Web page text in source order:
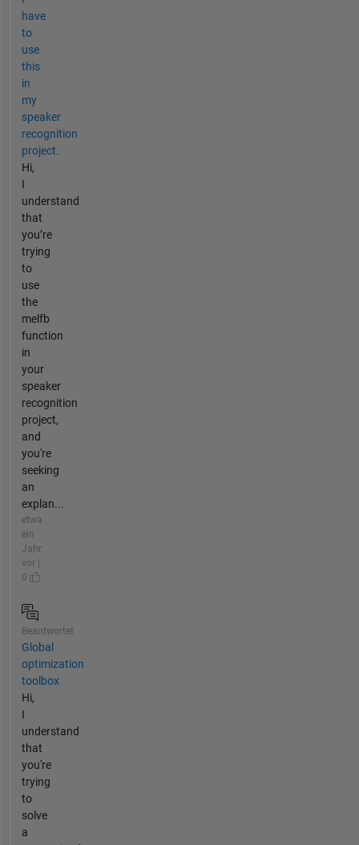
have
to
use
this
in
my
speaker
recognition
project.
Hi,
I
understand
that
you’re
trying
to
use
the
melfb
function
in
your
speaker
recognition
project,
and
you're
seeking
an
explan...
etwa
ein
Jahr
vor |
0
Beantwortet
Global
optimization
toolbox
Hi,
I
understand
that
you're
trying
to
solve
a